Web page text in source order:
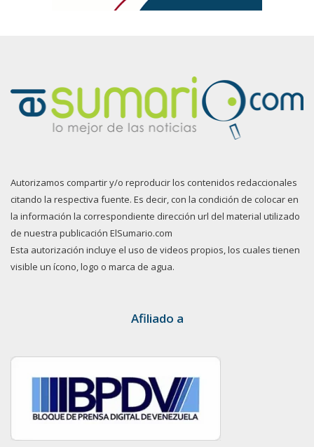
Autorizamos compartir y/o reproducir los contenidos redaccionales
citando la respectiva fuente. Es decir, con la condición de colocar en
la información la correspondiente dirección url del material utilizado
de nuestra publicación ElSumario.com
Esta autorización incluye el uso de videos propios, los cuales tienen
visible un ícono, logo o marca de agua.
Afiliado a